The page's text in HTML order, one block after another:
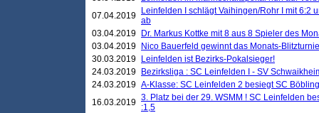
07.04.2019
Leinfelden I schlägt Vaihingen/Rohr I mit 6:2
ab
03.04.2019
Dr. Markus Kottke mit 8 aus 8 Spieler des
03.04.2019
Nico Bauerfeld gewinnt das Monats-
30.03.2019
Leinfelden ist Bezirks-Pokalsieger!
24.03.2019
Bezirksliga : SC Leinfelden I - SV
24.03.2019 A-Klasse: SC Leinfelden 2 besiegt SC
16.03.2019 3. Platz bei der 29. WSMM ! SC Leinfelden
:1,5